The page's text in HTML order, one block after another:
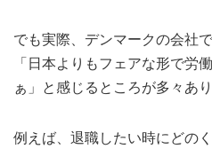
でも実際、デンマークの会社
「日本よりもフェアな形で労
ぁ」と感じるところが多々あり
例えば、退職したい時にどの